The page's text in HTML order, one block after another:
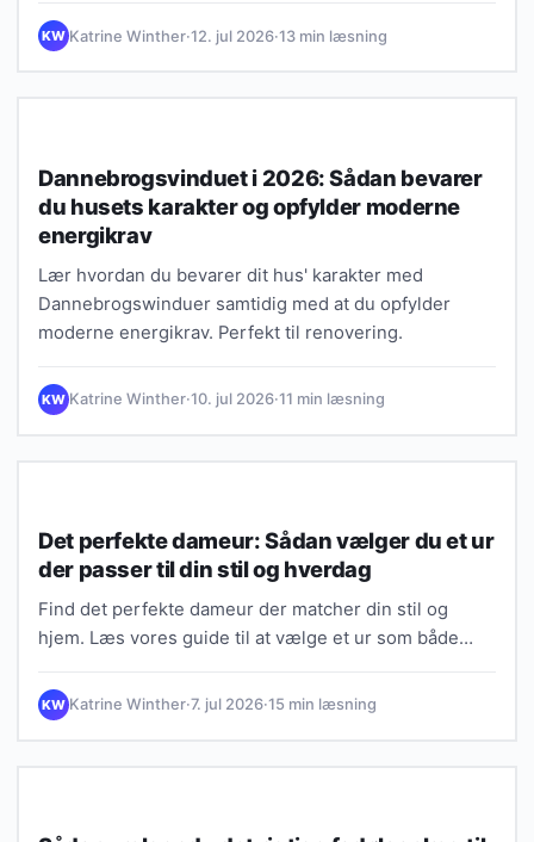
KW Katrine Winther·12. jul 2026·13 min læsning
Dannebrogsvinduet i 2026: Sådan bevarer
du husets karakter og opfylder moderne
energikrav
Lær hvordan du bevarer dit hus' karakter med
Dannebrogswinduer samtidig med at du opfylder
moderne energikrav. Perfekt til renovering.
KW Katrine Winther·10. jul 2026·11 min læsning
Det perfekte dameur: Sådan vælger du et ur
der passer til din stil og hverdag
Find det perfekte dameur der matcher din stil og
hjem. Læs vores guide til at vælge et ur som både…
KW Katrine Winther·7. jul 2026·15 min læsning